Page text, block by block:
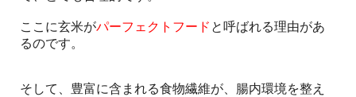
ここに玄米がパーフェクトフード と呼ばれる理由があ
るのです。
そして、豊富に含まれる食物繊維が、腸内環境を整え